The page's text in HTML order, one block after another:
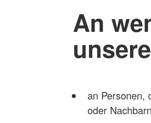
An
an Personen,
oder